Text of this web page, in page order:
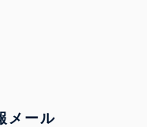
メール